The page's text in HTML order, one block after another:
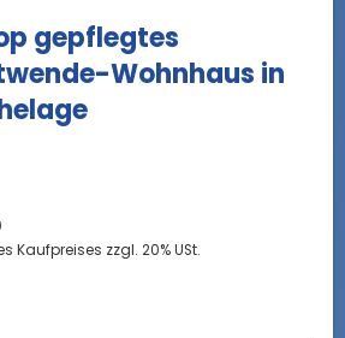
gepflegtes
Wohnhaus in
Kaufpreises zzgl. 20% USt.